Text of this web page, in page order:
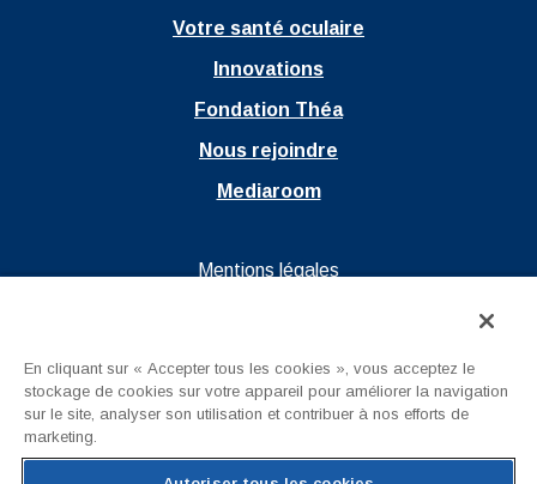
Votre santé oculaire
Innovations
Fondation Théa
Nous rejoindre
Mediaroom
Ouvrir dans un nouvel onglet
Mentions légales
Nous contacter
En cliquant sur « Accepter tous les cookies », vous acceptez le
stockage de cookies sur votre appareil pour améliorer la navigation
sur le site, analyser son utilisation et contribuer à nos efforts de
marketing.